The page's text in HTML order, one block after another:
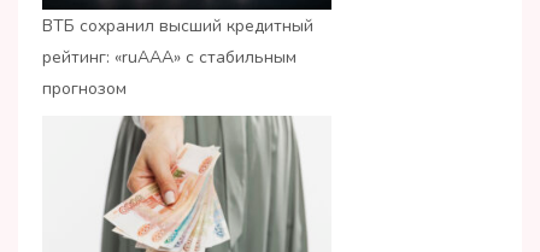
ВТБ сохранил высший кредитный
рейтинг: «ruАAA» с стабильным
прогнозом